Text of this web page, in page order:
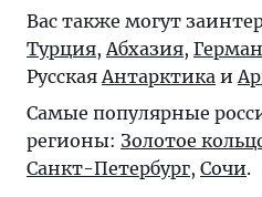
Вас также могут
Турция, Абхазия,
Русская Антарктика и
Самые популярные
регионы: Золотое
Санкт-Петербург, Сочи.